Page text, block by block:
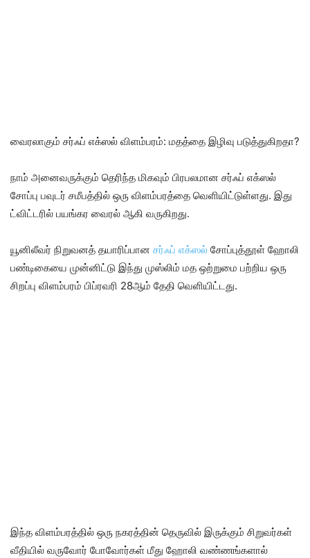
வைரலாகும் சர்ஃப் எக்ஸல் விளம்பரம்: மதத்தை இழிவு படுத்துகிறதா?
நாம் அனைவருக்கும் தெரிந்த மிகவும் பிரபலமான சர்ஃப் எக்ஸல்
சோப்பு பவுடர் சமீபத்தில் ஒரு விளம்பரத்தை வெளியிட்டுள்ளது. இது
ட்விட்டரில் பயங்கர வைரல் ஆகி வருகிறது.
யூனிலீவர் நிறுவனத் தயாரிப்பான சர்ஃப் எக்ஸல் சோப்புத்தூள் ஹோலி
பண்டிகையை முன்னிட்டு இந்து முஸ்லிம் மத ஒற்றுமை பற்றிய ஒரு
சிறப்பு விளம்பரம் பிப்ரவரி 28ஆம் தேதி வெளியிட்டது.
இந்த விளம்பரத்தில் ஒரு நகரத்தின் தெருவில் இருக்கும் சிறுவர்கள்
வீதியில் வருவோர் போவோர்கள் மீது ஹோலி வண்ணங்களால்